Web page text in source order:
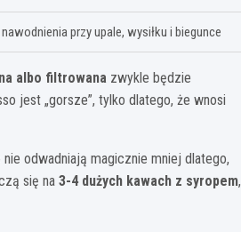
przy upale, wysiłku i biegunce
albo filtro­wana zwykle będzie
jest „gorsze”, tylko dlatego, że wnosi
odwadniają magicznie mniej dlatego,
się na 3-4 dużych kawach z syropem,